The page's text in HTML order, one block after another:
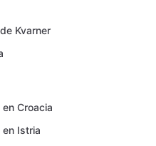
Kvarner
Croacia
Istria